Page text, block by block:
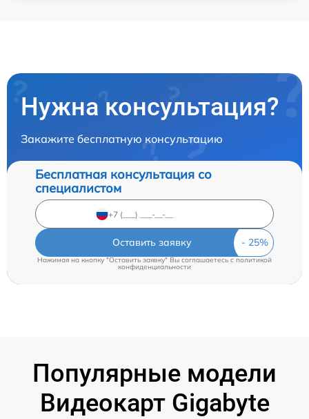
Нужна консультация?
Закажите бесплатную консультацию
Бесплатная консультация со
специалистом
Оставить заявку
Нажимая на кнопку "Оставить заявку" Вы соглашаетесь c политикой
конфиденциальности
Популярные модели
Видеокарт Gigabyte